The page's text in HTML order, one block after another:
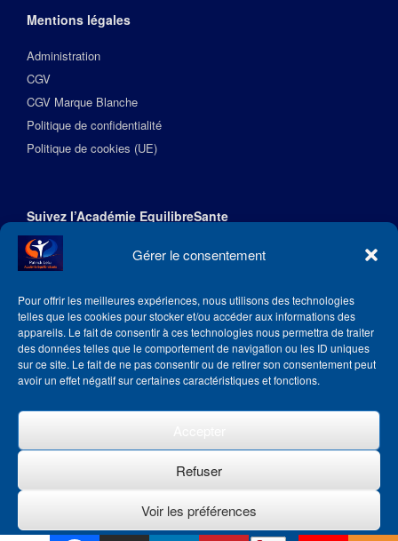
Gérer le consentement
Pour offrir les meilleures expériences, nous utilisons des technologies
telles que les cookies pour stocker et/ou accéder aux informations des
appareils. Le fait de consentir à ces technologies nous permettra de traiter
des données telles que le comportement de navigation ou les ID uniques
sur ce site. Le fait de ne pas consentir ou de retirer son consentement peut
avoir un effet négatif sur certaines caractéristiques et fonctions.
Refuser
Voir les préférences
Mentions légales
Administration
CGV
CGV Marque Blanche
Politique de confidentialité
Politique de cookies (UE)
Suivez l’Académie EquilibreSante